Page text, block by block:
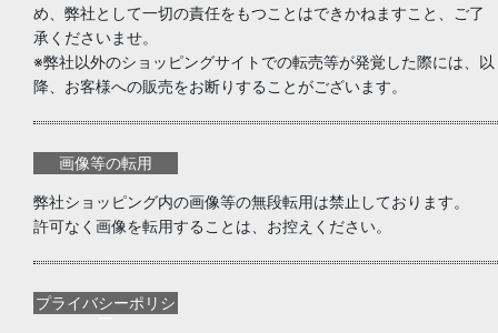
め、弊社として一切の責任をもつことはできかねますこと、ご了
承くださいませ。
※弊社以外のショッピングサイトでの転売等が発覚した際には、以
降、お客様への販売をお断りすることがございます。
画像等の転用
弊社ショッピング内の画像等の無段転用は禁止しております。
許可なく画像を転用することは、お控えください。
プライバシーポリシ
ー